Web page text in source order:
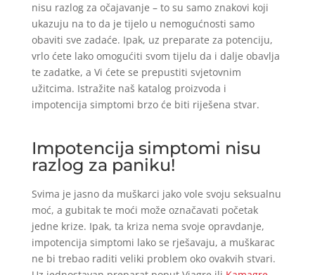
nisu razlog za očajavanje – to su samo znakovi koji
ukazuju na to da je tijelo u nemogućnosti samo
obaviti sve zadaće. Ipak, uz preparate za potenciju,
vrlo ćete lako omogućiti svom tijelu da i dalje obavlja
te zadatke, a Vi ćete se prepustiti svjetovnim
užitcima. Istražite naš katalog proizvoda i
impotencija simptomi brzo će biti riješena stvar.
Impotencija simptomi nisu
razlog za paniku!
Svima je jasno da muškarci jako vole svoju seksualnu
moć, a gubitak te moći može označavati početak
jedne krize. Ipak, ta kriza nema svoje opravdanje,
impotencija simptomi lako se rješavaju, a muškarac
ne bi trebao raditi veliki problem oko ovakvih stvari.